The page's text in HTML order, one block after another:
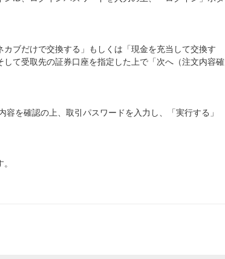
ブだけで交換する」もしくは「現金を充当して交換す
て受取先の証券口座を指定した上で「次へ（注文内容確
を確認の上、取引パスワードを入力し、「実行する」